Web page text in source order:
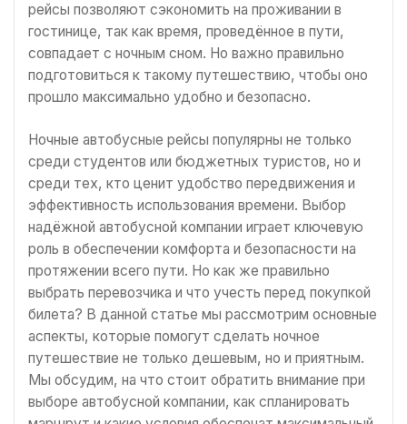
рейсы позволяют сэкономить на проживании в
гостинице, так как время, проведённое в пути,
совпадает с ночным сном. Но важно правильно
подготовиться к такому путешествию, чтобы оно
прошло максимально удобно и безопасно.
Ночные автобусные рейсы популярны не только
среди студентов или бюджетных туристов, но и
среди тех, кто ценит удобство передвижения и
эффективность использования времени. Выбор
надёжной автобусной компании играет ключевую
роль в обеспечении комфорта и безопасности на
протяжении всего пути. Но как же правильно
выбрать перевозчика и что учесть перед покупкой
билета? В данной статье мы рассмотрим основные
аспекты, которые помогут сделать ночное
путешествие не только дешевым, но и приятным.
Мы обсудим, на что стоит обратить внимание при
выборе автобусной компании, как спланировать